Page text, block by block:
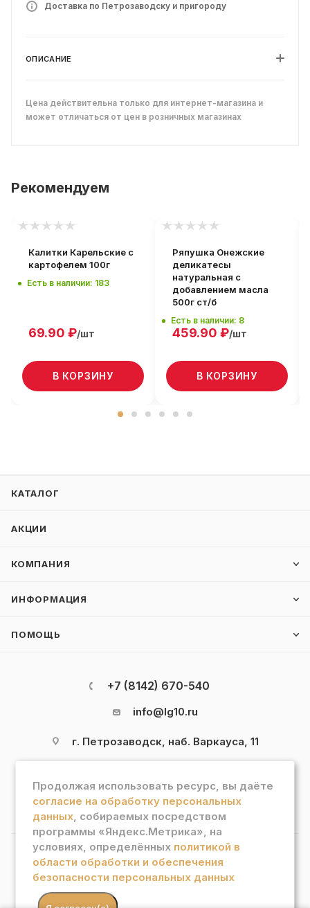
Доставка по Петрозаводску и пригороду
ОПИСАНИЕ
Цена действительна только для интернет-магазина и
может отличаться от цен в розничных магазинах
Рекомендуем
Калитки Карельские с
картофелем 100г
Есть в наличии: 183
69.90 ₽/шт
В КОРЗИНУ
Ряпушка Онежские
деликатесы
натуральная с
добавлением масла
500г ст/б
Есть в наличии: 8
459.90 ₽/шт
В КОРЗИНУ
КАТАЛОГ
АКЦИИ
КОМПАНИЯ
ИНФОРМАЦИЯ
ПОМОЩЬ
+7 (8142) 670-540
info@lg10.ru
г. Петрозаводск, наб. Варкауса, 11
2026 © Интернет магазин "Лотос Гурман"
Продолжая использовать ресурс, вы даёте
согласие на обработку персональных
данных, собираемых посредством
программы «Яндекс.Метрика», на
условиях, определённых политикой в
области обработки и обеспечения
безопасности персональных данных